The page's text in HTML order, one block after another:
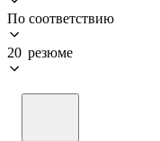
По соответствию
20 резюме